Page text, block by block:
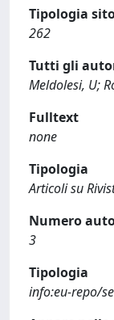
Tipologia
262
Tutti gli
Meldolesi, U;
Fulltext
none
Tipologia
Articoli su
Numero
3
Tipologia
info:eu-repo/